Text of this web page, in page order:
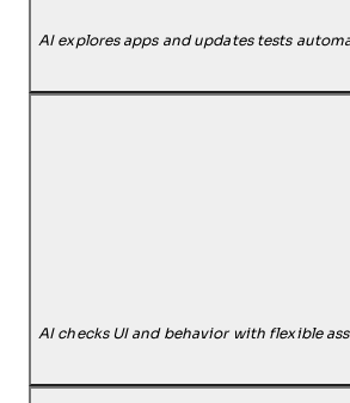
AI explores apps and updates tests
AI checks UI and behavior with flexible